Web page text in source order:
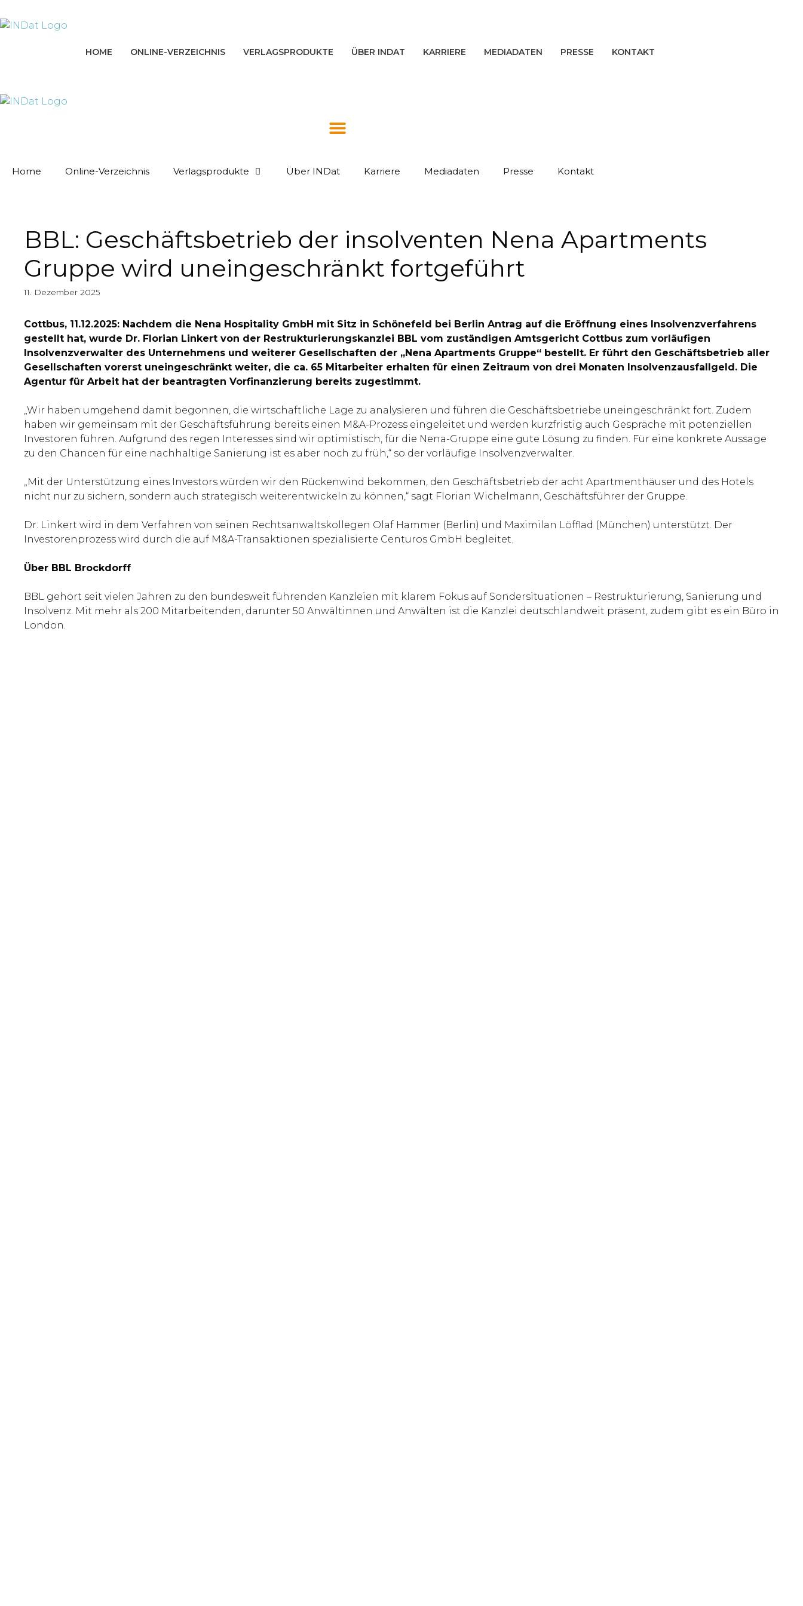
Inhalt
HOME ONLINE-VERZEICHNIS VERLAGSPRODUKTE ÜBER INDAT KARRIERE MEDIADATEN PRESSE KONTAKT
Home Online-Verzeichnis Verlagsprodukte Über INDat Karriere Mediadaten Presse Kontakt
BBL: Geschäftsbetrieb der insolventen Nena Apartments
Gruppe wird uneingeschränkt fortgeführt
11. Dezember 2025
Cottbus, 11.12.2025: Nachdem die Nena Hospitality GmbH mit Sitz in Schönefeld bei Berlin Antrag auf die Eröffnung eines Insolvenzverfahrens
gestellt hat, wurde Dr. Florian Linkert von der Restrukturierungskanzlei BBL vom zuständigen Amtsgericht Cottbus zum vorläufigen
Insolvenzverwalter des Unternehmens und weiterer Gesellschaften der „Nena Apartments Gruppe“ bestellt. Er führt den Geschäftsbetrieb aller
Gesellschaften vorerst uneingeschränkt weiter, die ca. 65 Mitarbeiter erhalten für einen Zeitraum von drei Monaten Insolvenzausfallgeld. Die
Agentur für Arbeit hat der beantragten Vorfinanzierung bereits zugestimmt.
„Wir haben umgehend damit begonnen, die wirtschaftliche Lage zu analysieren und führen die Geschäftsbetriebe uneingeschränkt fort. Zudem
haben wir gemeinsam mit der Geschäftsführung bereits einen M&A-Prozess eingeleitet und werden kurzfristig auch Gespräche mit potenziellen
Investoren führen. Aufgrund des regen Interesses sind wir optimistisch, für die Nena-Gruppe eine gute Lösung zu finden. Für eine konkrete Aussage
zu den Chancen für eine nachhaltige Sanierung ist es aber noch zu früh,“ so der vorläufige Insolvenzverwalter.
„Mit der Unterstützung eines Investors würden wir den Rückenwind bekommen, den Geschäftsbetrieb der acht Apartmenthäuser und des Hotels
nicht nur zu sichern, sondern auch strategisch weiterentwickeln zu können,“ sagt Florian Wichelmann, Geschäftsführer der Gruppe.
Dr. Linkert wird in dem Verfahren von seinen Rechtsanwaltskollegen Olaf Hammer (Berlin) und Maximilan Löfflad (München) unterstützt. Der
Investorenprozess wird durch die auf M&A-Transaktionen spezialisierte Centuros GmbH begleitet.
Über BBL Brockdorff
BBL gehört seit vielen Jahren zu den bundesweit führenden Kanzleien mit klarem Fokus auf Sondersituationen – Restrukturierung, Sanierung und
Insolvenz. Mit mehr als 200 Mitarbeitenden, darunter 50 Anwältinnen und Anwälten ist die Kanzlei deutschlandweit präsent, zudem gibt es ein Büro in
London.